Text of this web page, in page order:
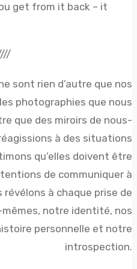
get from it back – it
sont rien d’autre que nos
photographies que nous
que des miroirs de nous-
à des situations
qu’elles doivent être
de communiquer à
à chaque prise de
notre identité, nos
personnelle et notre
introspection.